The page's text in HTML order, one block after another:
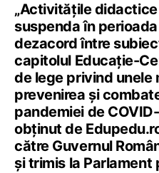
„Activitățile
suspenda în
dezacord între
capitolul Educație-
de lege privind unele
prevenirea și
pandemiei de
obținut de
către Guvernul
și trimis la